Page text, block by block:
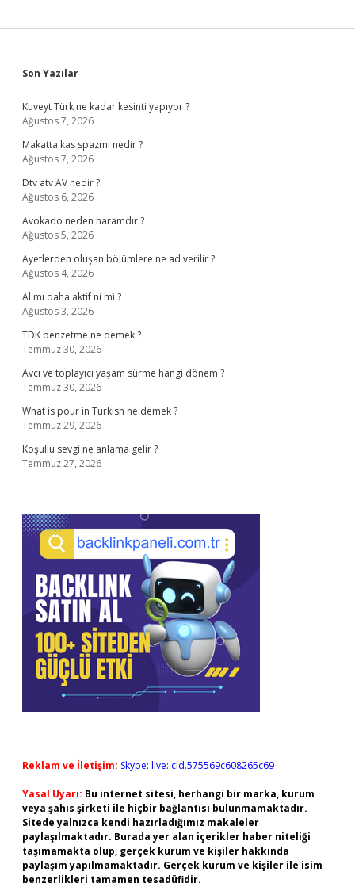
Sidebar
Son Yazılar
Kuveyt Türk ne kadar kesinti yapıyor ?
Ağustos 7, 2026
Makatta kas spazmı nedir ?
Ağustos 7, 2026
Dtv atv AV nedir ?
Ağustos 6, 2026
Avokado neden haramdır ?
Ağustos 5, 2026
Ayetlerden oluşan bölümlere ne ad verilir ?
Ağustos 4, 2026
Al mı daha aktif ni mi ?
Ağustos 3, 2026
TDK benzetme ne demek ?
Temmuz 30, 2026
Avcı ve toplayıcı yaşam sürme hangi dönem ?
Temmuz 30, 2026
What is pour in Turkish ne demek ?
Temmuz 29, 2026
Koşullu sevgi ne anlama gelir ?
Temmuz 27, 2026
Reklam ve İletişim: Skype: live:.cid.575569c608265c69
Yasal Uyarı: Bu internet sitesi, herhangi bir marka, kurum
veya şahıs şirketi ile hiçbir bağlantısı bulunmamaktadır.
Sitede yalnızca kendi hazırladığımız makaleler
paylaşılmaktadır. Burada yer alan içerikler haber niteliği
taşımamakta olup, gerçek kurum ve kişiler hakkında
paylaşım yapılmamaktadır. Gerçek kurum ve kişiler ile isim
benzerlikleri tamamen tesadüfidir.